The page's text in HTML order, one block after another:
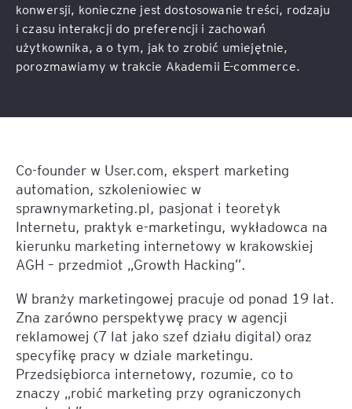
konwersji, konieczne jest dostosowanie treści, rodzaju
i czasu interakcji do preferencji i zachowań
użytkownika, a o tym, jak to zrobić umiejętnie,
porozmawiamy w trakcie Akademii E-commerce.
Co-founder w User.com, ekspert marketing
automation, szkoleniowiec w
sprawnymarketing.pl, pasjonat i teoretyk
Internetu, praktyk e-marketingu, wykładowca na
kierunku marketing internetowy w krakowskiej
AGH – przedmiot „Growth Hacking”.
W branży marketingowej pracuje od ponad 19 lat.
Zna zarówno perspektywę pracy w agencji
reklamowej (7 lat jako szef działu digital) oraz
specyfikę pracy w dziale marketingu.
Przedsiębiorca internetowy, rozumie, co to
znaczy „robić marketing przy ograniczonych